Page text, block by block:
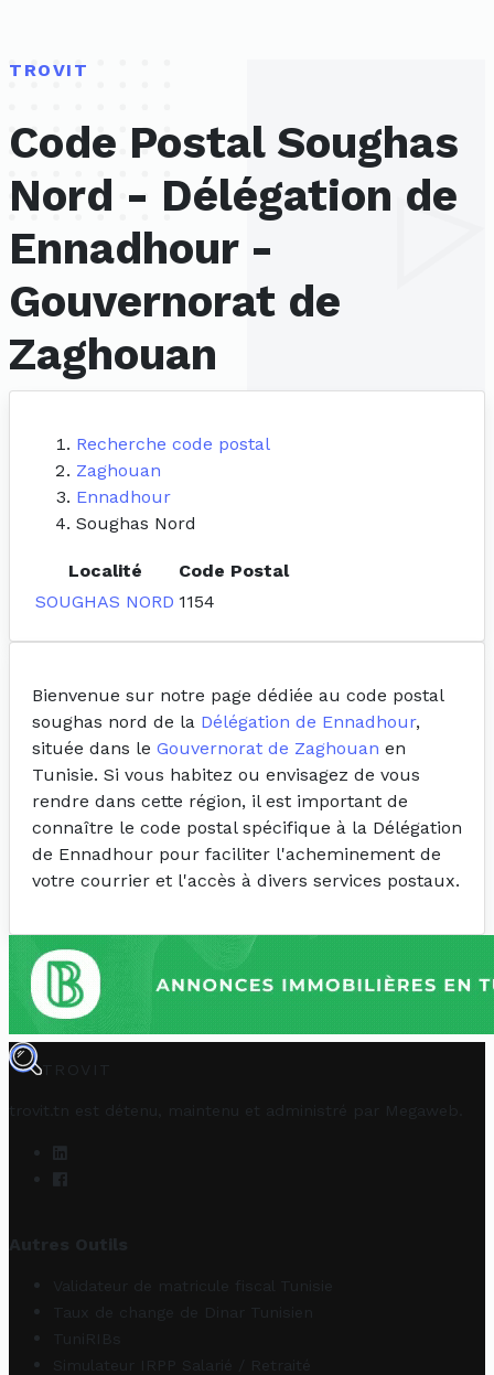
TROVIT
Code Postal Soughas
Nord - Délégation de
Ennadhour -
Gouvernorat de
Zaghouan
Recherche code postal
Zaghouan
Ennadhour
Soughas Nord
Localité
Code Postal
SOUGHAS NORD 1154
Bienvenue sur notre page dédiée au code postal
soughas nord de la Délégation de Ennadhour,
située dans le Gouvernorat de Zaghouan en
Tunisie. Si vous habitez ou envisagez de vous
rendre dans cette région, il est important de
connaître le code postal spécifique à la Délégation
de Ennadhour pour faciliter l'acheminement de
votre courrier et l'accès à divers services postaux.
TROVIT
trovit.tn est détenu, maintenu et administré par Megaweb
Autres Outils
Validateur de matricule fiscal Tunisie
Taux de change de Dinar Tunisien
TuniRIBs
Simulateur IRPP Salarié / Retraité